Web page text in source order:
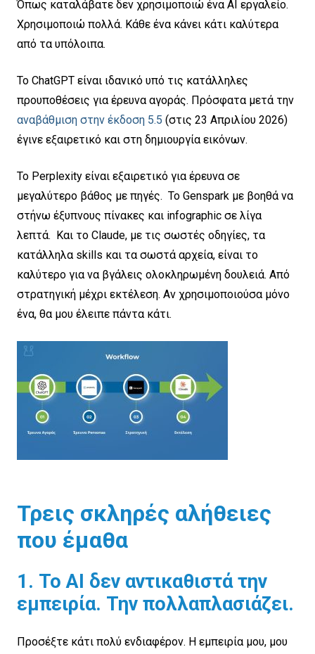
Όπως καταλάβατε δεν χρησιμοποιώ ένα AI εργαλείο.
Χρησιμοποιώ πολλά. Κάθε ένα κάνει κάτι καλύτερα
από τα υπόλοιπα.
To ChatGPT είναι ιδανικό υπό τις κατάλληλες
προυποθέσεις για έρευνα αγοράς. Πρόσφατα μετά την
αναβάθμιση στην έκδοση 5.5 (στις 23 Απριλίου 2026)
έγινε εξαιρετικό και στη δημιουργία εικόνων.
Το Perplexity είναι εξαιρετικό για έρευνα σε
μεγαλύτερο βάθος με πηγές. Το Genspark με βοηθά να
στήνω έξυπνους πίνακες και infographic σε λίγα
λεπτά. Και το Claude, με τις σωστές οδηγίες, τα
κατάλληλα skills και τα σωστά αρχεία, είναι το
καλύτερο για να βγάλεις ολοκληρωμένη δουλειά. Από
στρατηγική μέχρι εκτέλεση. Αν χρησιμοποιούσα μόνο
ένα, θα μου έλειπε πάντα κάτι.
Τρεις σκληρές αλήθειες
που έμαθα
1. Το AI δεν αντικαθιστά την
εμπειρία. Την πολλαπλασιάζει.
Προσέξτε κάτι πολύ ενδιαφέρον. Η εμπειρία μου, μου